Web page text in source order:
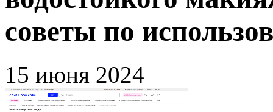
советы по
15 июня 2024